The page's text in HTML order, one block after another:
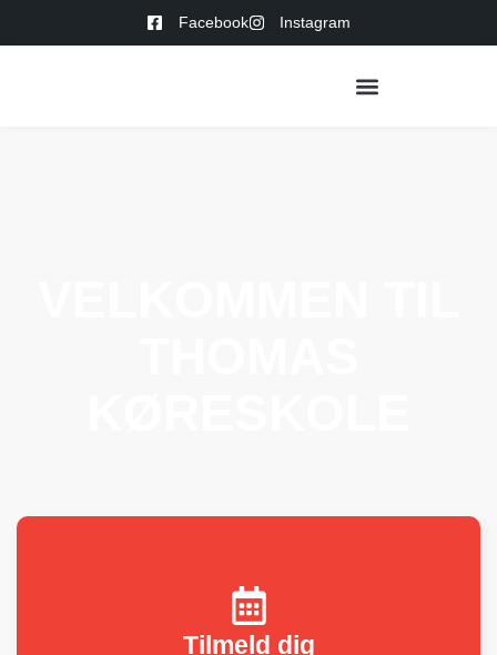
Facebook Instagram
Tilmeld dig